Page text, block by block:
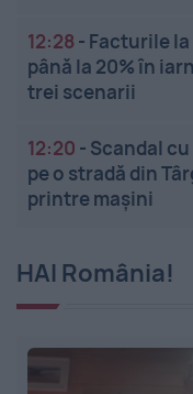
12:28 - Facturile
până la 20% în
trei scenarii
12:20 - Scandal
pe o stradă din
printre mașini
HAI România!